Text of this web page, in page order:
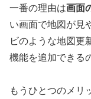
一番の理由は画面
い画面で地図が見
ビのような地図更
機能を追加できる
もうひとつのメリ